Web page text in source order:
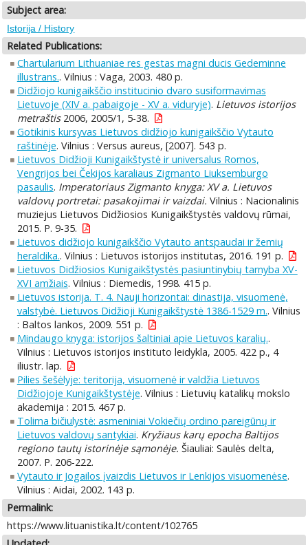
Subject area:
Istorija / History
Related Publications:
Chartularium Lithuaniae res gestas magni ducis Gedeminne
illustrans.. Vilnius : Vaga, 2003. 480 p.
Didžiojo kunigaikščio institucinio dvaro susiformavimas
Lietuvoje (XIV a. pabaigoje - XV a. viduryje). Lietuvos istorijos
metraštis2006, 2005/1, 5-38.
Gotikinis kursyvas Lietuvos didžiojo kunigaikščio Vytauto
raštinėje. Vilnius : Versus aureus, [2007]. 543 p.
Lietuvos Didžioji Kunigaikštystė ir universalus Romos,
Vengrijos bei Čekijos karaliaus Zigmanto Liuksemburgo
pasaulis. Imperatoriaus Zigmanto knyga: XV a. Lietuvos
valdovų portretai: pasakojimai ir vaizdai. Vilnius : Nacionalinis
muziejus Lietuvos Didžiosios Kunigaikštystės valdovų rūmai,
2015. P. 9-35.
Lietuvos didžiojo kunigaikščio Vytauto antspaudai ir žemių
heraldika.. Vilnius : Lietuvos istorijos institutas, 2016. 191 p.
Lietuvos Didžiosios Kunigaikštystės pasiuntinybių tarnyba XV-
XVI amžiais. Vilnius : Diemedis, 1998. 415 p.
Lietuvos istorija. T. 4. Nauji horizontai: dinastija, visuomenė,
valstybė. Lietuvos Didžioji Kunigaikštystė 1386-1529 m.. Vilnius
: Baltos lankos, 2009. 551 p.
Mindaugo knyga: istorijos šaltiniai apie Lietuvos karalių..
Vilnius : Lietuvos istorijos instituto leidykla, 2005. 422 p., 4
iliustr. lap.
Pilies šešėlyje: teritorija, visuomenė ir valdžia Lietuvos
Didžiojoje Kunigaikštystėje. Vilnius : Lietuvių katalikų mokslo
akademija : 2015. 467 p.
Tolima bičiulystė: asmeniniai Vokiečių ordino pareigūnų ir
Lietuvos valdovų santykiai. Kryžiaus karų epocha Baltijos
regiono tautų istorinėje sąmonėje. Šiauliai: Saulės delta,
2007. P. 206-222.
Vytauto ir Jogailos įvaizdis Lietuvos ir Lenkijos visuomenėse.
Vilnius : Aidai, 2002. 143 p.
Permalink:
https://www.lituanistika.lt/content/102765